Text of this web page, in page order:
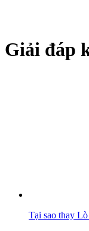
Giải đáp
Tại sao thay